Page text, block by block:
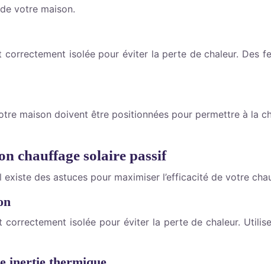
votre maison.
correctement isolée pour éviter la perte de chaleur. Des
maison doivent être positionnées pour permettre à la
chauffage solaire passif
existe des astuces pour maximiser l’efficacité de votre
correctement isolée pour éviter la perte de chaleur.